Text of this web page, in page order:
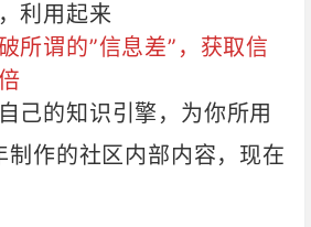
核心是学会用 RSS 工具（文
）去主动订阅信息源，而不
这能帮你真正掌控信息流。
利用起来
所谓的”信息差”，获取信
己的知识引擎，为你所用
作的社区内部内容，现在